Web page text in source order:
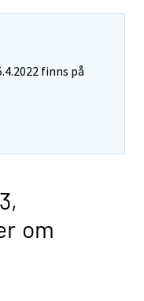
finns på
om